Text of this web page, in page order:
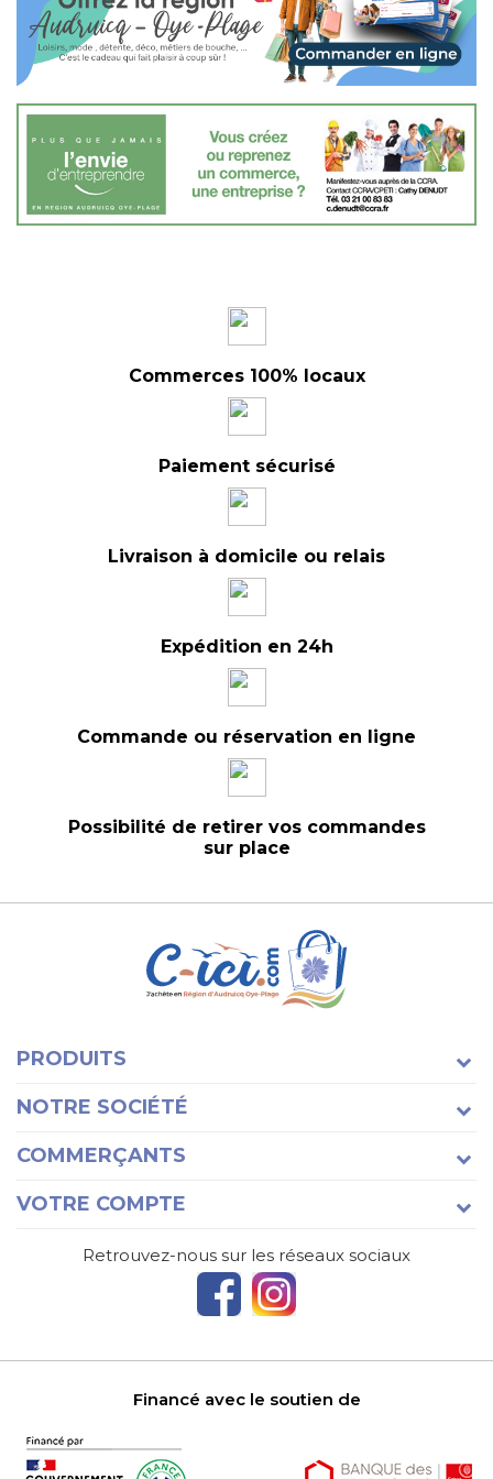
Commerces 100% locaux
Paiement sécurisé
Livraison à domicile ou relais
Expédition en 24h
Commande ou réservation en ligne
Possibilité de retirer vos commandes
sur place
PRODUITS
NOTRE SOCIÉTÉ
COMMERÇANTS
VOTRE COMPTE
Retrouvez-nous sur les réseaux sociaux
Financé avec le soutien de